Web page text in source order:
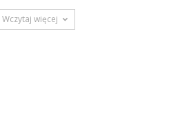
Wczytaj więcej